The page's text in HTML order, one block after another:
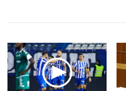
Οικονομία
Real Estate
Επιχειρήσεις
Αγορές